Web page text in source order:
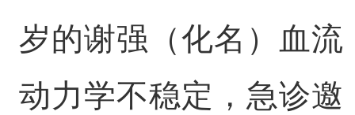
岁的谢强（化名）血流
动力学不稳定，急诊邀